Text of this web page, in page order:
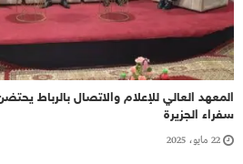
المعهد العالي للإعلام والاتصال بالرباط
سفراء الجزيرة
22 مايو، 2025